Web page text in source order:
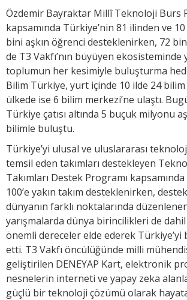
Özdemir Bayraktar Millî Teknoloji Burs
kapsamında Türkiye’nin 81 ilinden ve
bini aşkın öğrenci desteklenirken, 72
de T3 Vakfı’nın büyüyen ekosisteminde
toplumun her kesimiyle buluşturma
Bilim Türkiye, yurt içinde 10 ilde 24
ülkede ise 6 bilim merkezi’ne ulaştı.
Türkiye çatısı altında 5 buçuk milyonu
bilimle buluştu.
Türkiye’yi ulusal ve uluslararası
temsil eden takımları destekleyen
Takımları Destek Programı
100’e yakın takım desteklenirken,
dünyanın farklı noktalarında
yarışmalarda dünya birincilikleri de
önemli dereceler elde ederek Türkiye’yi
etti. T3 Vakfı öncülüğünde milli
geliştirilen DENEYAP Kart, elektronik
nesnelerin interneti ve yapay zeka
güçlü bir teknoloji çözümü olarak